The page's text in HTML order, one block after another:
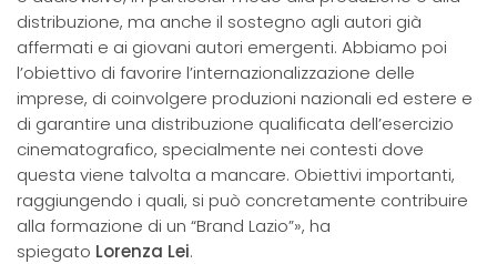
distribuzione, ma anche il sostegno agli autori già
affermati e ai giovani autori emergenti. Abbiamo poi
l’obiettivo di favorire l’internazionalizzazione delle
imprese, di coinvolgere produzioni nazionali ed estere e
di garantire una distribuzione qualificata dell’esercizio
cinematografico, specialmente nei contesti dove
questa viene talvolta a mancare. Obiettivi importanti,
raggiungendo i quali, si può concretamente contribuire
alla formazione di un “Brand Lazio”», ha
spiegato Lorenza Lei.